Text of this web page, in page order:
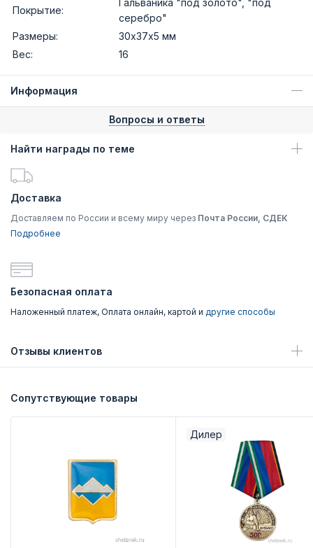
Покрытие:
серебро"
Размеры:
30х37х5 мм
Вес:
16
Информация
Вопросы и ответы
Найти награды по теме
Доставка
Доставляем по России и всему миру через Почта России, СДЕК
Подробнее
Безопасная оплата
Наложенный платеж, Оплата онлайн, картой и другие способы
Отзывы клиентов
Сопутствующие товары
Дилер